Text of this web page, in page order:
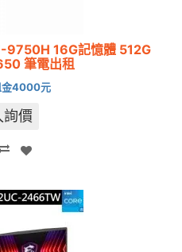
9750H 16G記憶體 512G
筆電出租
金4000元
詢價